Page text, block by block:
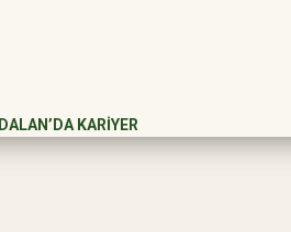
DALAN’DA KARİYER